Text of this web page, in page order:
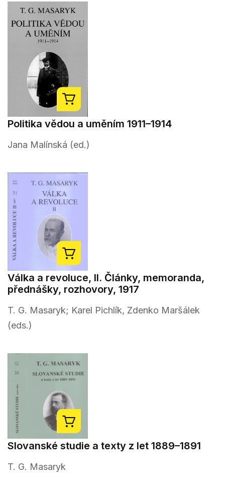
Politika vědou a uměním 1911–1914
Jana Malínská (ed.)
Válka a revoluce, II. Články, memoranda,
přednášky, rozhovory, 1917
T. G. Masaryk; Karel Pichlík, Zdenko Maršálek
(eds.)
Slovanské studie a texty z let 1889–1891
T. G. Masaryk